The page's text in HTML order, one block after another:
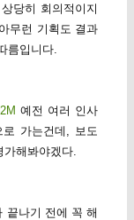
당히 회의적이지
무런 기획도 결과
름입니다.
예전 여러 인사
가는건데, 보도
해봐야겠다.
끝나기 전에 꼭 해